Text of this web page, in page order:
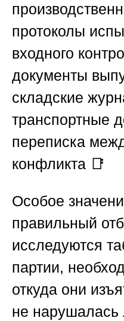
протоколы
входного
документы
складские
транспортные
переписка
конфликта 📑
Особое
правильный
исследуются
партии,
откуда они
не нарушалась